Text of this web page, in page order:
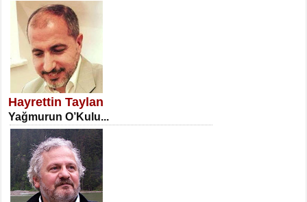
SATILMIŞ ÜMİT ÇETİNKAYA
Erkenlik...
NECLA DİLEK ARSLAN
Hayrettin Taylan
Yağmurun O’Kulu...